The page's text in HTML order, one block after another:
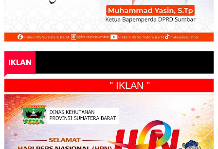
IKLAN
" IKLAN "